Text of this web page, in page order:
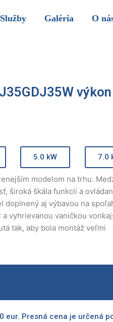
Služby Galéria O
5.0 kW 7.0
modelom na trhu.
široká škála funkcií a
doplnený aj výbavou na
vyhrievanou vaničkou
tak, aby bola montáž veľmi
eur. Presná cena je určená